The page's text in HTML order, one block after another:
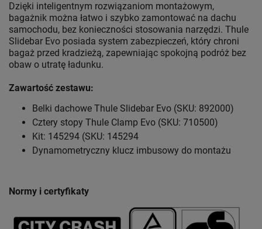
Dzięki inteligentnym rozwiązaniom montażowym,
bagażnik można łatwo i szybko zamontować na dachu
samochodu, bez konieczności stosowania narzędzi. Thule
Slidebar Evo posiada system zabezpieczeń, który chroni
bagaż przed kradzieżą, zapewniając spokojną podróż bez
obaw o utratę ładunku.
Zawartość zestawu:
Belki dachowe Thule Slidebar Evo (SKU: 892000)
Cztery stopy Thule Clamp Evo (SKU: 710500)
Kit: 145294 (SKU: 145294
Dynamometryczny klucz imbusowy do montażu
Normy i certyfikaty